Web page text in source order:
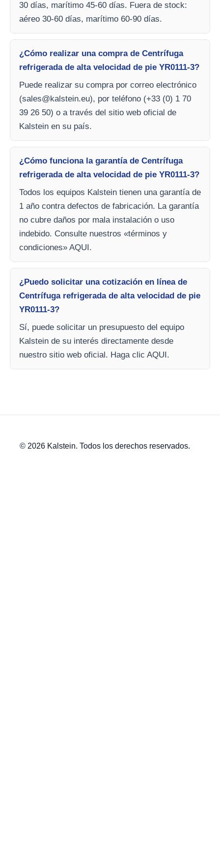
30 días, marítimo 45-60 días. Fuera de stock:
aéreo 30-60 días, marítimo 60-90 días.
¿Cómo realizar una compra de Centrífuga
refrigerada de alta velocidad de pie YR0111-3?
Puede realizar su compra por correo electrónico
(sales@kalstein.eu), por teléfono (+33 (0) 1 70
39 26 50) o a través del sitio web oficial de
Kalstein en su país.
¿Cómo funciona la garantía de Centrífuga
refrigerada de alta velocidad de pie YR0111-3?
Todos los equipos Kalstein tienen una garantía de
1 año contra defectos de fabricación. La garantía
no cubre daños por mala instalación o uso
indebido. Consulte nuestros «términos y
condiciones» AQUI.
¿Puedo solicitar una cotización en línea de
Centrífuga refrigerada de alta velocidad de pie
YR0111-3?
Sí, puede solicitar un presupuesto del equipo
Kalstein de su interés directamente desde
nuestro sitio web oficial. Haga clic AQUI.
© 2026 Kalstein. Todos los derechos reservados.